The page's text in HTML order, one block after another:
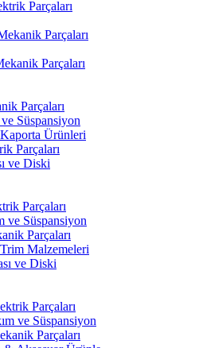
Parçaları
Parçaları
Parçaları
Parçaları
Süspansiyon
Ürünleri
Parçaları
ve Diski
Parçaları
ve Süspansiyon
Parçaları
Malzemeleri
ve Diski
Parçaları
ve Süspansiyon
Parçaları